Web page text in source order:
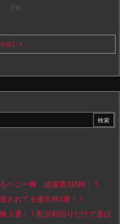
、Eth ...
読む ...
ペニー株 超厳選3銘柄！！
されてる優良株5選！！
３選！！配当利回りだけで選ば